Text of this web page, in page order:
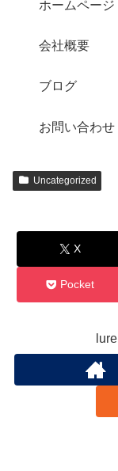
ホームページ
会社概要
ブログ
お問い合わせ
Uncategorized
X
Pocket